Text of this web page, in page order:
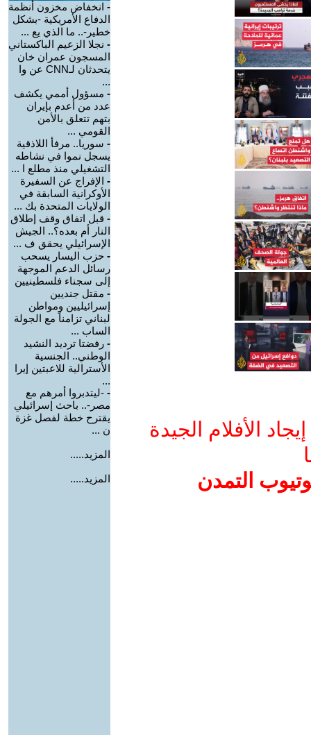
الأفلام الجيدة
التمدن
- انخفاض مخزون أنظمة
الدفاع الأمريكية -بشكل
خطير-.. ما الذي يع ...
- نجلا الزعيم الباكستاني
المسجون عمران خان
يتحدثان لـCNN عن وا
...
- مسؤول أممي يكشف
عدد من أعدم بإيران
بتهم تتعلق بالأمن
القومي ...
- سوريا.. مرفأ اللاذقية
يسجل نموا في نشاطه
التشغيلي منذ مطلع ا ...
- الإفراج عن السفيرة
الأوكرانية السابقة في
الولايات المتحدة بك ...
- قبل اتفاق وقف إطلاق
النار أم بعده؟.. الجيش
الإسرائيلي يحقق ف ...
- حزب اليسار يسحب
رسائل الدعم الموجهة
إلى سجناء فلسطينيين
- مقتل جنديين
إسرائيليين ومواطن
لبناني تزامناً مع الجولة
الساب ...
- رفضتا ترديد النشيد
الوطني.. الجنسية
الأسترالية للاعبتين إيرا
...
- -ليتدبروا أمرهم مع
مصر-.. باحث إسرائيلي
يقترح خطة لفصل غزة
ن ...
المزيد.....
المزيد.....